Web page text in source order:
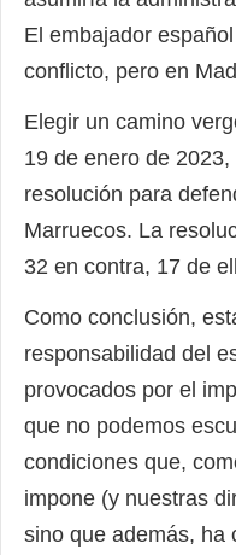
El embajador
conflicto, pero en
Elegir un camino
19 de enero de
resolución para
Marruecos. La
32 en contra, 17 de
Como conclusión,
responsabilidad del
provocados por el
que no podemos
condiciones que,
impone (y nuestras
sino que además, ha